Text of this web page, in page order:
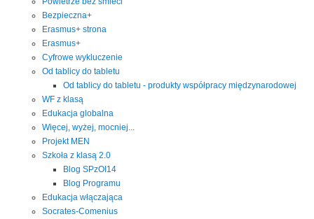
Bezpieczna+
Erasmus+ strona
Erasmus+
Cyfrowe wykluczenie
Od tablicy do tabletu
Od tablicy do tabletu - produkty współpracy międzynarodowej
WF z klasą
Edukacja globalna
Więcej, wyżej, mocniej...
Projekt MEN
Szkoła z klasą 2.0
Blog SPzOI14
Blog Programu
Edukacja włączająca
Socrates-Comenius